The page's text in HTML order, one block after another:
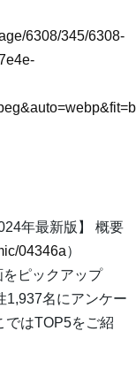
6308/345/6308-
年最新版】 概要
04346a）
ピックアップ
1,937名にアンケー
ではTOP5をご紹